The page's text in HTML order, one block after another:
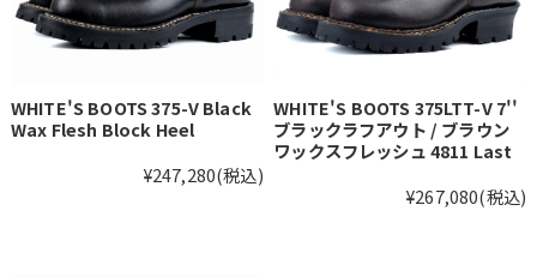
WHITE'S BOOTS 375-V Black
Wax Flesh Block Heel
¥247,280(税込)
WHITE'S BOOTS 375LTT-V 7''
ブラックラフアウト / ブラウン
ワックスフレッシュ 4811 Last
¥267,080(税込)